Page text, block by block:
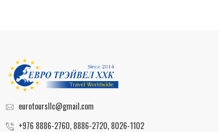
eurotoursllc@gmail.com
+976 8886-2760, 8886-2720, 8026-1102